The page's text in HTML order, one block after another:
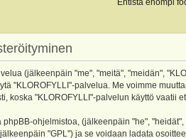
Entistä ehompi
(jälkeenpäin "me", "meitä", "meidän",
"KLOROFYLLI"-palvelua. Me voimme
koska "KLOROFYLLI"-palvelun käyttö vaatii
ohjelmistoa, (jälkeenpäin "he",
"GPL") ja se voidaan ladata